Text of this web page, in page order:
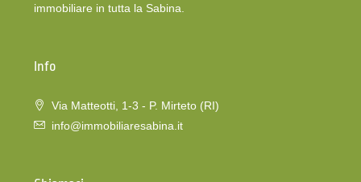
immobiliare in tutta la Sabina.
Info
Via Matteotti, 1-3 - P. Mirteto (RI)
info@immobiliaresabina.it